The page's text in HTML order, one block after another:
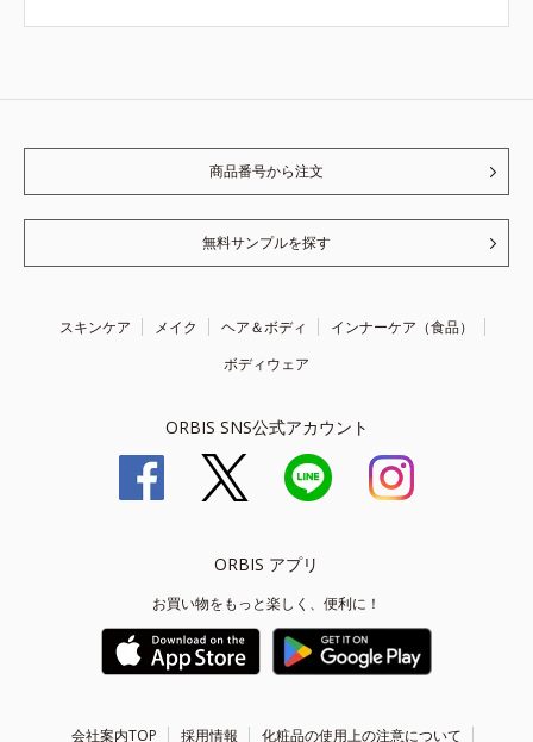
商品番号から注文
無料サンプルを探す
スキンケア メイク ヘア＆ボディ
インナーケア（食品）
ボディウェア
ORBIS SNS公式アカウント
ORBIS アプリ
お買い物をもっと楽しく、便利に！
会社案内TOP 採用情報 化粧品の使用上の注意について